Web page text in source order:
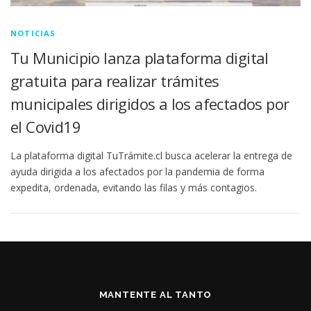
NOTICIAS
Tu Municipio lanza plataforma digital
gratuita para realizar trámites
municipales dirigidos a los afectados por
el Covid19
La plataforma digital TuTrámite.cl busca acelerar la entrega de
ayuda dirigida a los afectados por la pandemia de forma
expedita, ordenada, evitando las filas y más contagios.
MANTENTE AL TANTO